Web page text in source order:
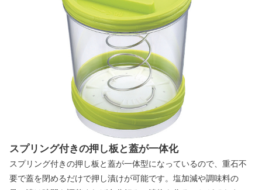
スプリング付きの押し板と蓋が一体化
スプリング付きの押し板と蓋が一体型になっているので、重石不
要で蓋を閉めるだけで押し漬けが可能です。塩加減や調味料の